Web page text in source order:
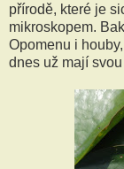
přírodě, které je
mikroskopem.
Opomenu i
dnes už mají